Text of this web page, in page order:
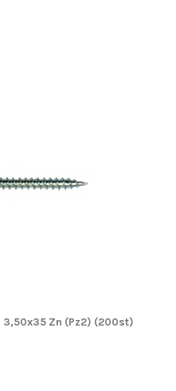
Zn (Pz2) (200st)